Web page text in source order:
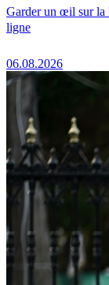
Garder un œil sur la
ligne
06.08.2026